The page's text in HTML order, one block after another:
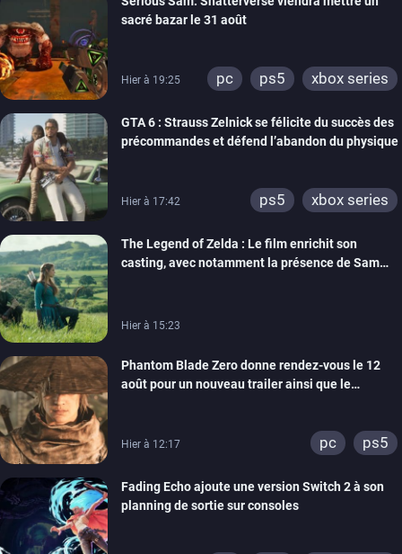
xbox one switch 2
sacré bazar le 31 août
Hier à 19:25 pc ps5 xbox series
GTA 6 : Strauss Zelnick se félicite du succès des
précommandes et défend l’abandon du physique
Hier à 17:42 ps5 xbox series
The Legend of Zelda : Le film enrichit son
casting, avec notamment la présence de Sam
Hier à 15:23
Phantom Blade Zero donne rendez-vous le 12
août pour un nouveau trailer ainsi que le
Hier à 12:17 pc ps5
Fading Echo ajoute une version Switch 2 à son
planning de sortie sur consoles